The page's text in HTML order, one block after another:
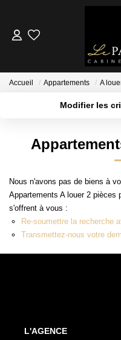
Accueil Appartements A
Modifier les
Type de bien
Créer une alerte
Nous n'avons pas de biens à
Appartements A louer 2 pièces
s'offrent à vous :
Re-soumettre la recherche
Transmettez-nous votre
L'AGENCE